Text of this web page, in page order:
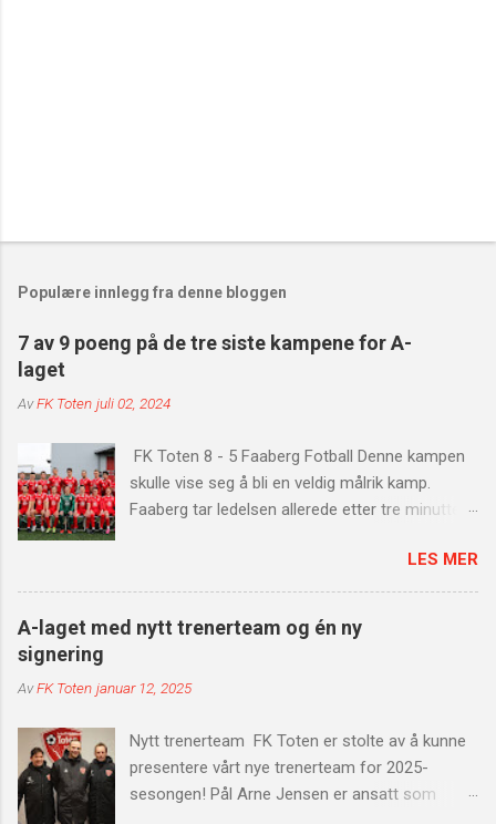
Populære innlegg fra denne bloggen
7 av 9 poeng på de tre siste kampene for A-
laget
AvFK Toten juli 02, 2024
FK Toten 8 - 5 Faaberg Fotball Denne kampen
skulle vise seg å bli en veldig målrik kamp.
Faaberg tar ledelsen allerede etter tre minutter
på angrepsspillet. Vi scorer fire mål på 20
minutter. Målscorere var Tammy x2, Mads
Hveem og Trond Fodstad. Før pause får
Faaberg nok et mål, som gjør at stillingen er 4-2
scoringsshowet ved Tammy igjen. Etter dette er
scoringslisten, før Faaberg scorer en gang til
minuttet senere. Det tok ikke lang tid før vi slo
tilbake med scoring av Simen Øftsbø. Etter et
LES MER
A-laget med nytt trenerteam og én ny
signering
AvFK Toten januar 12, 2025
Nytt trenerteam FK Toten er stolte av å kunne
presentere vårt nye trenerteam for 2025-
sesongen! Pål Arne Jensen er ansatt som